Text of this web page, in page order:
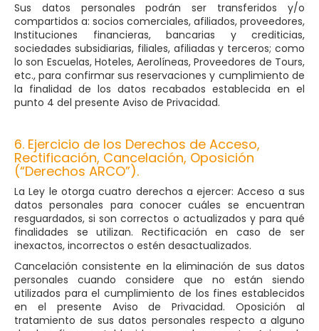
Sus datos personales podrán ser transferidos y/o
compartidos a: socios comerciales, afiliados, proveedores,
Instituciones financieras, bancarias y crediticias,
sociedades subsidiarias, filiales, afiliadas y terceros; como
lo son Escuelas, Hoteles, Aerolíneas, Proveedores de Tours,
etc., para confirmar sus reservaciones y cumplimiento de
la finalidad de los datos recabados establecida en el
punto 4 del presente Aviso de Privacidad.
6. Ejercicio de los Derechos de Acceso,
Rectificación, Cancelación, Oposición
(“Derechos ARCO”).
La Ley le otorga cuatro derechos a ejercer: Acceso a sus
datos personales para conocer cuáles se encuentran
resguardados, si son correctos o actualizados y para qué
finalidades se utilizan. Rectificación en caso de ser
inexactos, incorrectos o estén desactualizados.
Cancelación consistente en la eliminación de sus datos
personales cuando considere que no están siendo
utilizados para el cumplimiento de los fines establecidos
en el presente Aviso de Privacidad. Oposición al
tratamiento de sus datos personales respecto a alguno